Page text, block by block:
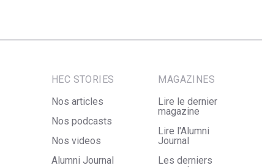
HEC STORIES
Nos articles
Nos podcasts
Nos videos
Alumni Journal
MAGAZINES
Lire le dernier
magazine
Lire l'Alumni
Journal
Les derniers